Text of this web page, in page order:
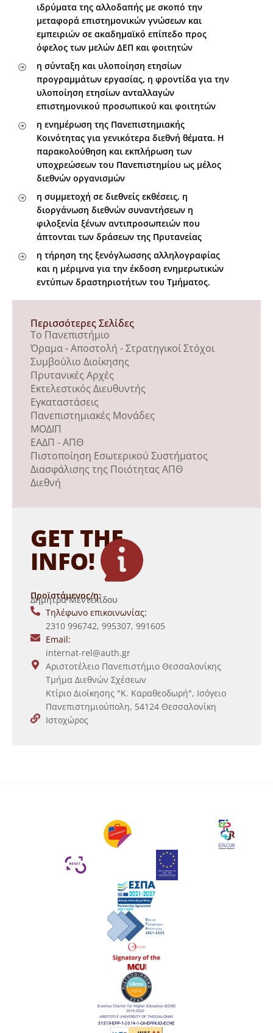
ιδρύματα της αλλοδαπής με σκοπό την
μεταφορά επιστημονικών γνώσεων και
εμπειριών σε ακαδημαϊκό επίπεδο προς
όφελος των μελών ΔΕΠ και φοιτητών
η σύνταξη και υλοποίηση ετησίων
προγραμμάτων εργασίας, η φροντίδα για την
υλοποίηση ετησίων ανταλλαγών
επιστημονικού προσωπικού και φοιτητών
η ενημέρωση της Πανεπιστημιακής
Κοινότητας για γενικότερα διεθνή θέματα. Η
παρακολούθηση και εκπλήρωση των
υποχρεώσεων του Πανεπιστημίου ως μέλος
διεθνών οργανισμών
η συμμετοχή σε διεθνείς εκθέσεις, η
διοργάνωση διεθνών συναντήσεων η
φιλοξενία ξένων αντιπροσωπειών που
άπτονται των δράσεων της Πρυτανείας
η τήρηση της ξενόγλωσσης αλληλογραφίας
και η μέριμνα για την έκδοση ενημερωτικών
εντύπων δραστηριοτήτων του Τμήματος.
Περισσότερες Σελίδες
Το Πανεπιστήμιο
Όραμα - Αποστολή - Στρατηγικοί Στόχοι
Συμβούλιο Διοίκησης
Πρυτανικές Αρχές
Εκτελεστικός Διευθυντής
Εγκαταστάσεις
Πανεπιστημιακές Μονάδες
ΜΟΔΙΠ
ΕΑΔΠ - ΑΠΘ
Πιστοποίηση Εσωτερικού Συστήματος
Διασφάλισης της Ποιότητας ΑΠΘ
Διεθνή
GET THE
INFO!
Προϊστάμενος/η:
Δήμητρα Μεντεκίδου
Τηλέφωνο επικοινωνίας:
2310 996742, 995307, 991605
Email:
internat-rel@auth.gr
Αριστοτέλειο Πανεπιστήμιο Θεσσαλονίκης
Τμήμα Διεθνών Σχέσεων
Κτίριο Διοίκησης "Κ. Καραθεοδωρή", Ισόγειο
Πανεπιστημιούπολη, 54124 Θεσσαλονίκη
Ιστοχώρος